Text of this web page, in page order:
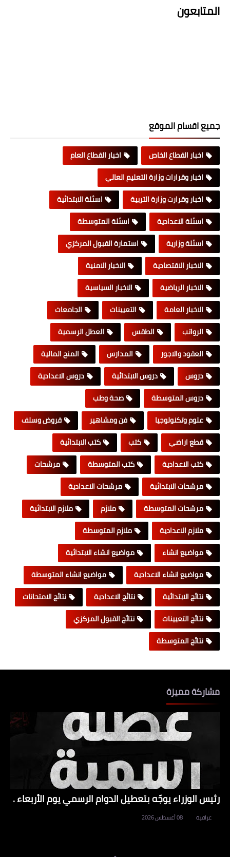
المتابعون
جميع اقسام الموقع
اخبار القطاع الخاص
اخبار القطاع العام
اخبار وقرارات وزارة التعليم العالي
اخبار وقرارت وزارة التربية
اسئلة الابتدائية
اسئلة الاعدادية
اسئلة المتوسطة
اسئلة وزارية
استمارة القبول المركزي
الاخبار الاقتصادية
الاخبار الامنية
الاخبار الرياضية
الاخبار السياسية
الاخبار العامة
التعيينات
الجامعات
الرواتب
الطقس
العطل الرسمية
العقود والاجور
المدارس
المنح المالية
دروس
دروس الابتدائية
دروس الاعدادية
دروس المتوسطة
صحة وطب
علوم وتكنولوجيا
فن ومشاهير
قروض وسلف
قطع اراضي
كتب
كتب الابتدائية
كتب الاعدادية
كتب المتوسطة
مرشحات
مرشحات الابتدائية
مرشحات الاعدادية
مرشحات المتوسطة
ملازم
ملازم الابتدائية
ملازم الاعدادية
ملازم المتوسطة
مواضيع انشاء
مواضيع انشاء الابتدائية
مواضيع انشاء الاعدادية
مواضيع انشاء المتوسطة
نتائج الابتدائية
نتائج الاعدادية
نتائج الامتحانات
نتائج التعيينات
نتائج القبول المركزي
نتائج المتوسطة
مشاركة مميزة
رئيس الوزراء يوجّه بتعطيل الدوام الرسمي يوم الأربعاء .
عراقية 08 أغسطس 2026